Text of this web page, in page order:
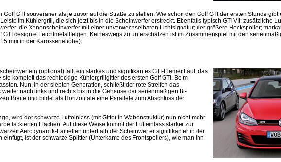
GTI souveräner als je zuvor auf die Straße zu stellen. Wie schon den Golf GTI der ersten Stunde gibt
im Kühlergrill, die sich jetzt bis in die Scheinwerfer erstreckt. Ebenfalls typisch GTI VII: zusätzliche
die Xenonscheinwerfer mit einer unverwechselbaren Lichtsignatur; der größere Heckspoiler;
designte Leichtmetallfelgen. Keineswegs zu unterschätzen ist im Zusammenspiel mit den
mm in der Karosseriehöhe).
(optional) fällt ein starkes und signifikantes GTI-Element auf, das
komplett das rechteckige Kühlergrillgitter des ersten Golf GTI. Beim
Nun, in der siebten Generation, schließt der rote Streifen das
nach links und rechts bis in die Gehäuse der serienmäßigen Bi-
Breite und bildet als Horizontale eine Parallele zum Abschluss der
wird der schwarze Lufteinlass (mit Gitter in Wabenstruktur) nun nicht mehr
lackierten Flächen. Auf diese Weise kommt der Lufteinlass stärker zur
Aerodynamik-Lamellen unterhalb der Scheinwerfer signifikanter in der
ist der schwarze Splitter (Unterkante des Frontspoilers), wie man ihn